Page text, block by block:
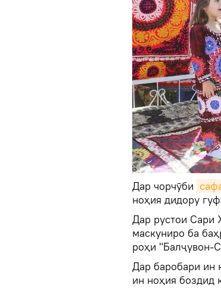
Дар чорчӯби
ноҳия дидору
Дар рустои Сари
маскуниро ба
роҳи "Балҷувон-
Дар баробари ин
ин ноҳия боздид